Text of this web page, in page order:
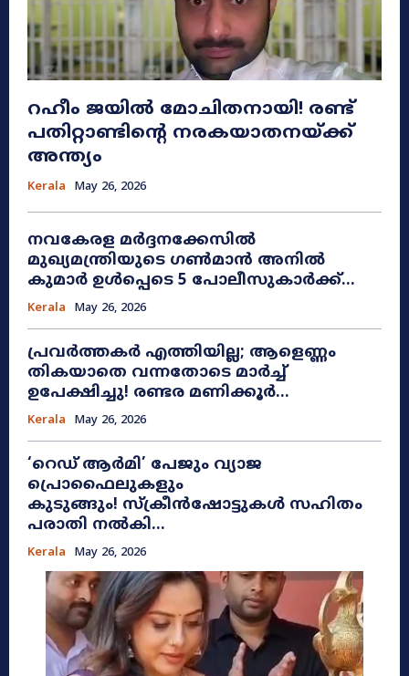
റഹീം ജയിൽ മോചിതനായി! രണ്ട്
പതിറ്റാണ്ടിന്റെ നരകയാതനയ്ക്ക്
അന്ത്യം
Kerala May 26, 2026
നവകേരള മർദ്ദനക്കേസിൽ
മുഖ്യമന്ത്രിയുടെ ഗൺമാൻ അനിൽ
കുമാർ ഉൾപ്പെടെ 5 പോലീസുകാർക്ക്...
Kerala May 26, 2026
പ്രവർത്തകർ എത്തിയില്ല; ആളെണ്ണം
തികയാതെ വന്നതോടെ മാർച്ച്
ഉപേക്ഷിച്ചു! രണ്ടര മണിക്കൂർ...
Kerala May 26, 2026
​‘റെഡ് ആർമി’ പേജും വ്യാജ
പ്രൊഫൈലുകളും
കുടുങ്ങും! സ്ക്രീൻഷോട്ടുകൾ സഹിതം
പരാതി നൽകി...
Kerala May 26, 2026